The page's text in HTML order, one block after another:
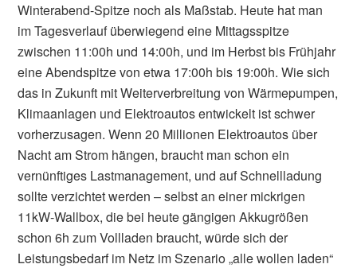
Winterabend-Spitze noch als Maßstab. Heute hat man
im Tagesverlauf überwiegend eine Mittagsspitze
zwischen 11:00h und 14:00h, und im Herbst bis Frühjahr
eine Abendspitze von etwa 17:00h bis 19:00h. Wie sich
das in Zukunft mit Weiterverbreitung von Wärmepumpen,
Klimaanlagen und Elektroautos entwickelt ist schwer
vorherzusagen. Wenn 20 Millionen Elektroautos über
Nacht am Strom hängen, braucht man schon ein
vernünftiges Lastmanagement, und auf Schnellladung
sollte verzichtet werden – selbst an einer mickrigen
11kW-Wallbox, die bei heute gängigen Akkugrößen
schon 6h zum Vollladen braucht, würde sich der
Leistungsbedarf im Netz im Szenario „alle wollen laden“